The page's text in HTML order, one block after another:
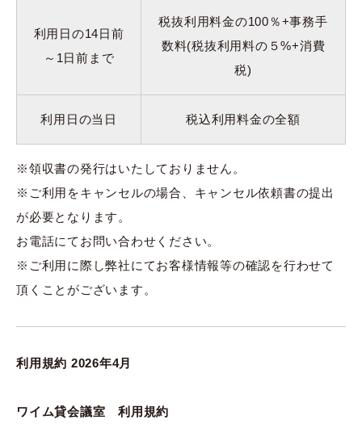
利用日の14日前
～1日前まで
税抜利用料金の100％+事務手
数料(税抜利用料の５%+消費
税)
利用日の当日 税込利用料金の全額
※領収書の発行はいたしておりません。
※ご利用をキャンセルの場合、キャンセル依頼書の提出
が必要となります。
お電話にてお問い合わせください。
※ご利用に際し弊社にてお客様情報等の確認を行わせて
頂くことがございます。
利用規約 2026年4月
ワイム貸会議室 利用規約